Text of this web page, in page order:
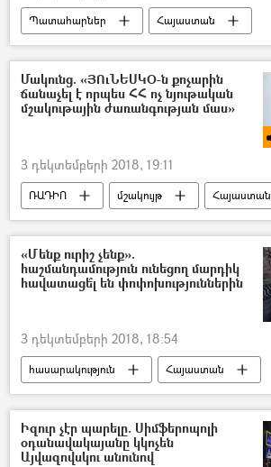
Պատահարներ
Հայաստան
Ռուսաստան
Աշխարհ
Մակունց. «ՅՈւՆԵՍԿՕ-ն քոչարին
ճանաչել է որպես ՀՀ ոչ նյութական
մշակութային ժառանգության մաս»
3 դեկտեմբերի 2018, 19:11
ՌԱԴԻՈ մշակույթ
Հայաստան
Լիլիթ Մակունց
«Մենք ուրիշ չենք».
հաշմանդամություն ունեցող մարդիկ
հավատացե՞լ են փոփոխություններին
3 դեկտեմբերի 2018, 18:54
հասարակություն Հայաստան
Իզուր չէր պարելը. Սիմֆերոպոլի
օդանավակայանը կկոչեն
Այվազովսկու անունով